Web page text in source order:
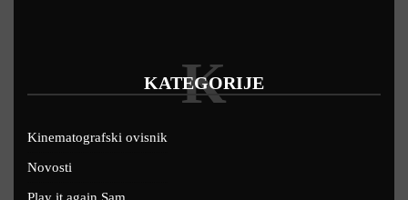
KATEGORIJE
K
Kinematografski ovisnik
Novosti